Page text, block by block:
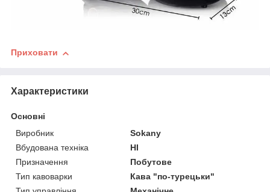
Приховати
Характеристики
Основні
Виробник
Sokany
Вбудована техніка
НІ
Призначення
Побутове
Тип кавоварки
Кава "по-турецьки"